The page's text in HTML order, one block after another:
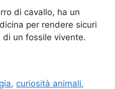
di cavallo, ha un
per rendere sicuri
un fossile vivente.
, curiosità animali,